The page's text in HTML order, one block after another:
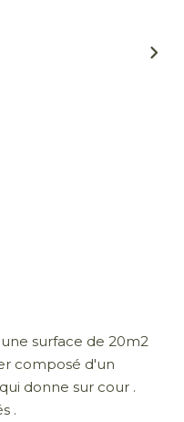
surface de 20m2
composé d'un
donne sur cour .
.